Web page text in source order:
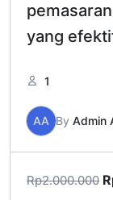
yang
1
AA By Admin
Rp2.000.000